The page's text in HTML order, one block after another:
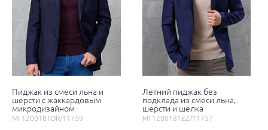
Пиджак из смеси льна и
шерсти с жаккардовым
микродизайном
MI 1200181DR/11759
Летний пиджак без
подклада из смеси льна,
шерсти и шелка
MI 1200181EZ/11757